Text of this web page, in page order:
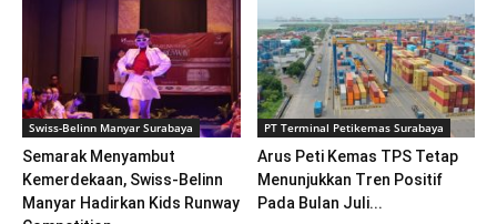
Swiss-Belinn Manyar Surabaya
Semarak Menyambut
Kemerdekaan, Swiss-Belinn
Manyar Hadirkan Kids Runway
PT Terminal Petikemas Surabaya
Arus Peti Kemas TPS Tetap
Menunjukkan Tren Positif
Pada Bulan Juli...